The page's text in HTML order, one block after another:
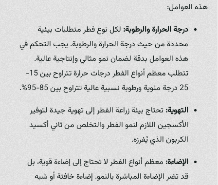
هذه العوامل:
درجة الحرارة والرطوبة:لكل نوع فطر متطلبات بيئية
محددة من حيث درجة الحرارة والرطوبة. يجب التحكم في
هذه العوامل بدقة لضمان نمو مثالي وإنتاجية عالية.
تتطلب معظم أنواع الفطر درجات حرارة تتراوح بين 15-
25 درجة مئوية ورطوبة نسبية عالية تتراوح بين 85-95%.
التهوية:تحتاج بيئة زراعة الفطر إلى تهوية جيدة لتوفير
الأكسجين اللازم لنمو الفطر والتخلص من ثاني أكسيد
الكربون الذي يُفرزه.
الإضاءة:معظم أنواع الفطر لا تحتاج إلى إضاءة قوية، بل
قد تضر الإضاءة المباشرة بالنمو. إضاءة خافتة أو شبه